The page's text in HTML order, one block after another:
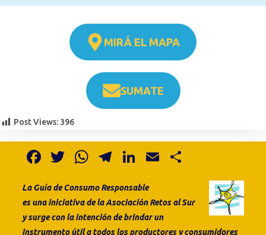
MIRÁ EL MAPA
SUMATE
Post Views: 396
F
c
e
T
it
te
W
at
s
T
e
gr
Li
k
e
E
ai
l
ar
La Guía de ConsumoResponsable
esunainiciativa de laAsociación Retos al Sur
y surge con la intención de brindar un
instrumento útil a todos los productores y consumidores